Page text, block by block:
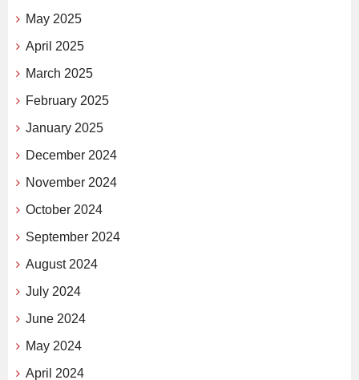
May 2025
April 2025
March 2025
February 2025
January 2025
December 2024
November 2024
October 2024
September 2024
August 2024
July 2024
June 2024
May 2024
April 2024